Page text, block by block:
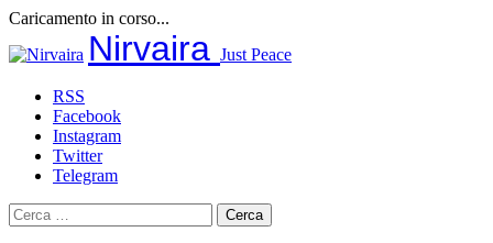
Caricamento in corso...
al
Nirvaira Just Peace
RSS
Facebook
Instagram
Twitter
Telegram
Ricerca
per: